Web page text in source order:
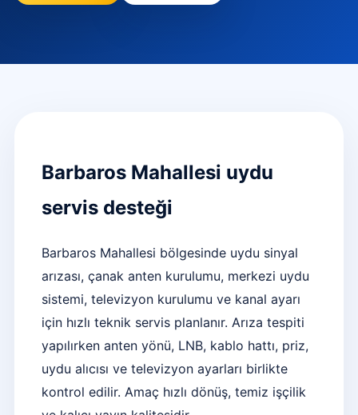
Barbaros Mahallesi uydu
servis desteği
Barbaros Mahallesi bölgesinde uydu sinyal
arızası, çanak anten kurulumu, merkezi uydu
sistemi, televizyon kurulumu ve kanal ayarı
için hızlı teknik servis planlanır. Arıza tespiti
yapılırken anten yönü, LNB, kablo hattı, priz,
uydu alıcısı ve televizyon ayarları birlikte
kontrol edilir. Amaç hızlı dönüş, temiz işçilik